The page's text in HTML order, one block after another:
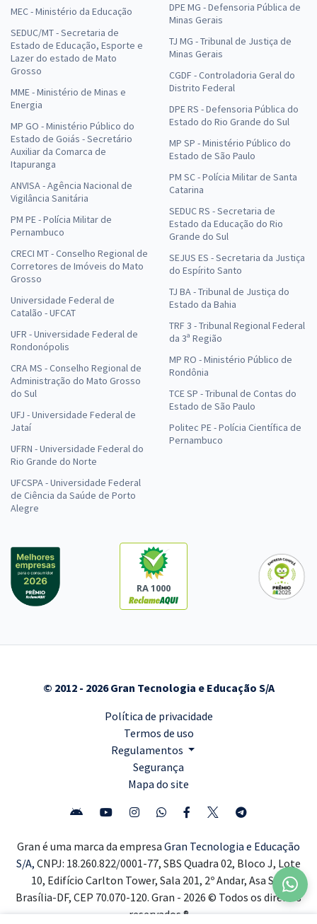
MEC - Ministério da Educação
SEDUC/MT - Secretaria de
Estado de Educação, Esporte e
Lazer do estado de Mato
Grosso
MME - Ministério de Minas e
Energia
MP GO - Ministério Público do
Estado de Goiás - Secretário
Auxiliar da Comarca de
Itapuranga
ANVISA - Agência Nacional de
Vigilância Sanitária
PM PE - Polícia Militar de
Pernambuco
CRECI MT - Conselho Regional de
Corretores de Imóveis do Mato
Grosso
Universidade Federal de
Catalão - UFCAT
UFR - Universidade Federal de
Rondonópolis
CRA MS - Conselho Regional de
Administração do Mato Grosso
do Sul
UFJ - Universidade Federal de
Jataí
UFRN - Universidade Federal do
Rio Grande do Norte
UFCSPA - Universidade Federal
de Ciência da Saúde de Porto
Alegre
DPE MG - Defensoria Pública de
Minas Gerais
TJ MG - Tribunal de Justiça de
Minas Gerais
CGDF - Controladoria Geral do
Distrito Federal
DPE RS - Defensoria Pública do
Estado do Rio Grande do Sul
MP SP - Ministério Público do
Estado de São Paulo
PM SC - Polícia Militar de Santa
Catarina
SEDUC RS - Secretaria de
Estado da Educação do Rio
Grande do Sul
SEJUS ES - Secretaria da Justiça
do Espírito Santo
TJ BA - Tribunal de Justiça do
Estado da Bahia
TRF 3 - Tribunal Regional Federal
da 3ª Região
MP RO - Ministério Público de
Rondônia
TCE SP - Tribunal de Contas do
Estado de São Paulo
Politec PE - Polícia Científica de
Pernambuco
RA 1000
© 2012 - 2026 Gran Tecnologia e Educação S/A
Política de privacidade
Termos de uso
Regulamentos
Segurança
Mapa do site
Gran é uma marca da empresa Gran Tecnologia e Educação
S/A, CNPJ: 18.260.822/0001-77, SBS Quadra 02, Bloco J, Lote
10, Edifício Carlton Tower, Sala 201, 2º Andar, Asa Sul,
Brasília-DF, CEP 70.070-120. Gran - 2026 © Todos os direitos
reservados ®